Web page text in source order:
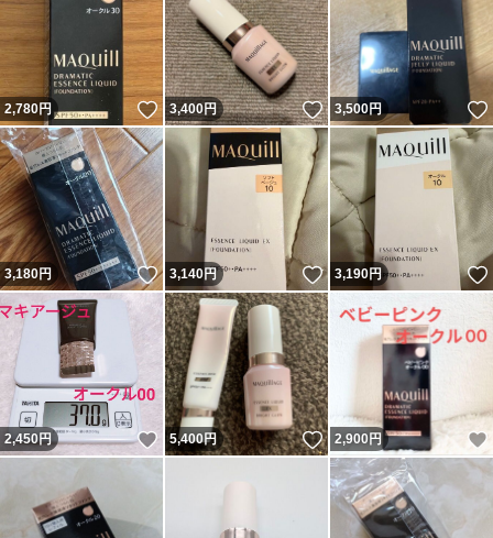
2,780円 いいね！
3,400円 いいね！
3,500円
3,180円 いいね！
3,140円 いいね！
3,190円
2,450円 いいね！
5,400円 いいね！
2,900 円